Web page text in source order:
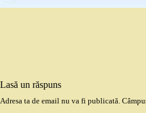
Lasă un răspuns
Adresa ta de email nu va fi publicată.